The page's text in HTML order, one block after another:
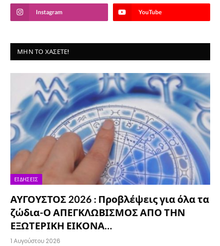
Instagram YouTube
ΜΗΝ ΤΟ ΧΆΣΕΤΕ!
ΕΙΔΉΣΕΙΣ
ΑΥΓΟΥΣΤΟΣ 2026 : Προβλέψεις για όλα τα
ζώδια-Ο ΑΠΕΓΚΛΩΒΙΣΜΟΣ ΑΠΟ ΤΗΝ
ΕΞΩΤΕΡΙΚΗ ΕΙΚΟΝΑ…
1 Αυγούστου 2026